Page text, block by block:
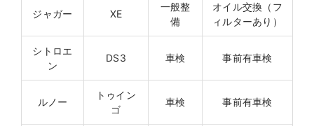
ジャガー XE
一般整
備
オイル交換（フ
ィルターあり）
シトロエ
ン
DS3 車検 事前有車検
ルノー
トゥイン
ゴ
車検 事前有車検